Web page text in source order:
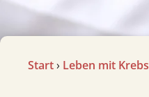
Start› Leben mit Krebs